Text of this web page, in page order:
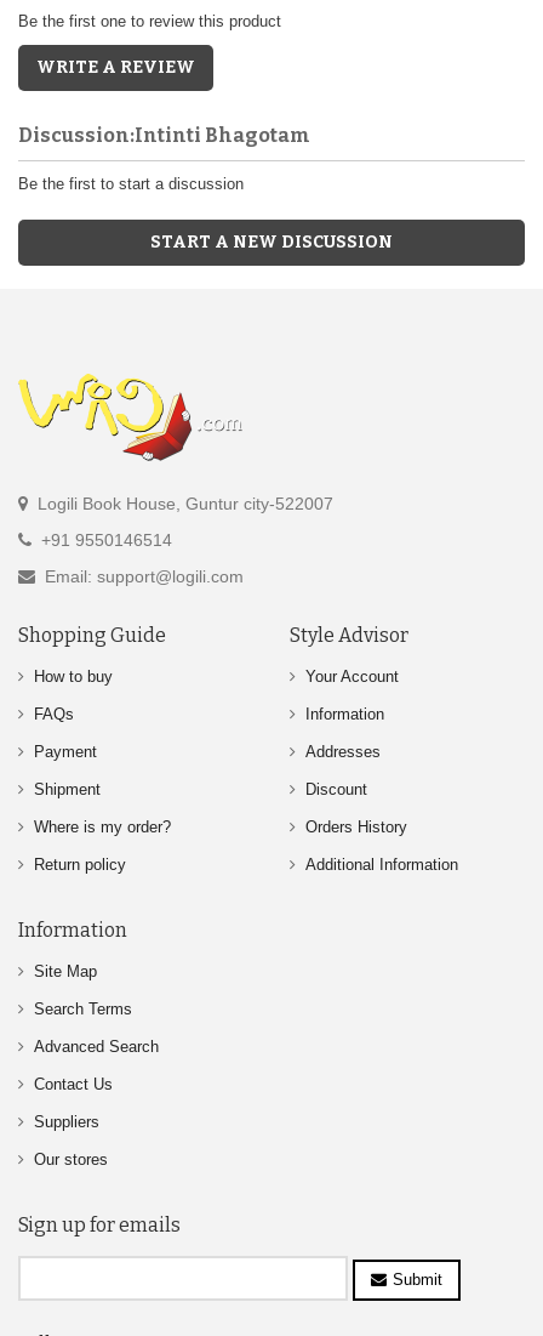
Be the first one to review this product
WRITE A REVIEW
Discussion:Intinti Bhagotam
Be the first to start a discussion
START A NEW DISCUSSION
Logili Book House, Guntur city-522007
+91 9550146514
Email: support@logili.com
Shopping Guide
How to buy
FAQs
Payment
Shipment
Where is my order?
Return policy
Style Advisor
Your Account
Information
Addresses
Discount
Orders History
Additional Information
Information
Site Map
Search Terms
Advanced Search
Contact Us
Suppliers
Our stores
Sign up for emails
Submit